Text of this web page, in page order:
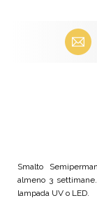
Email
Smalto
almeno 3
lampada UV o LED.